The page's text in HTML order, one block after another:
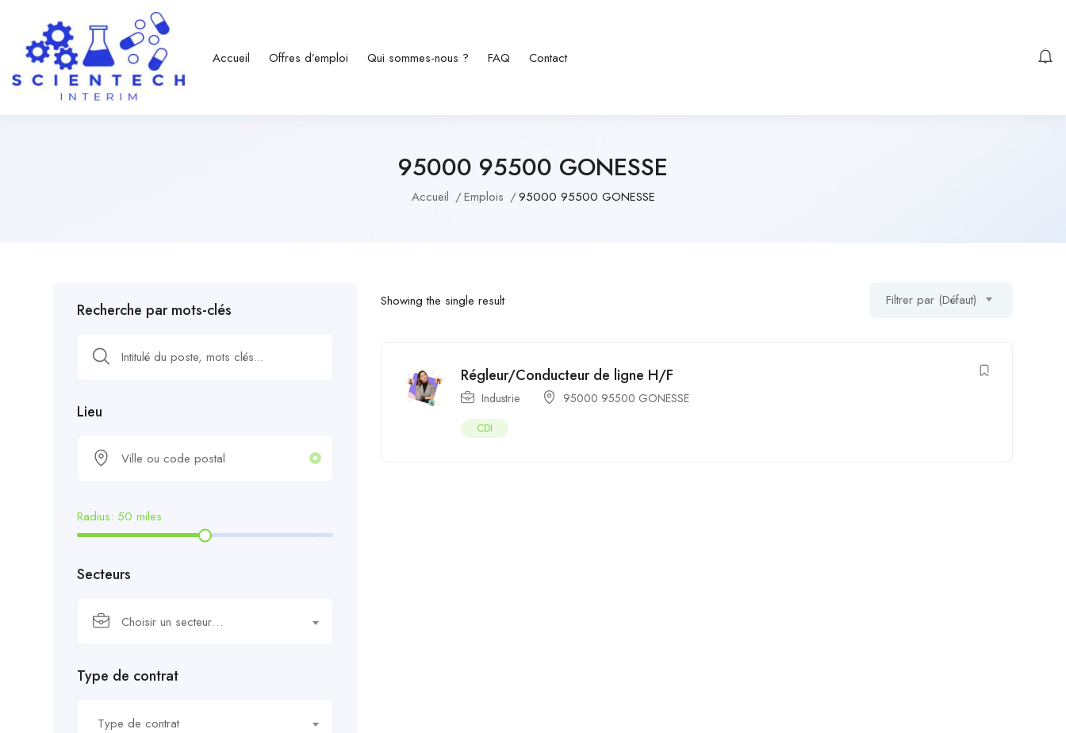
Accueil Offres d’emploi Qui sommes-nous ? FAQ Contact
95000 95500 GONESSE
Accueil Emplois 95000 95500 GONESSE
Recherche par mots-clés
Lieu
Radius: 50 miles
Secteurs
Choisir un secteur…
Type de contrat
Type de contrat
Showing the single result Filtrer par (Défaut)
Régleur/Conducteur de ligne H/F
Industrie 95000 95500 GONESSE
CDI